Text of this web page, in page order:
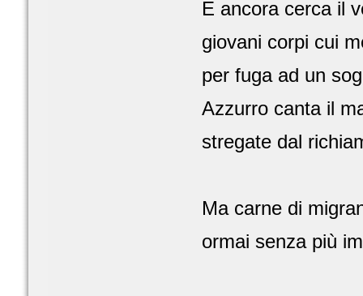
E ancora cerca il
giovani corpi cui
per fuga ad un
Azzurro canta il
stregate dal
Ma carne di
ormai senza più